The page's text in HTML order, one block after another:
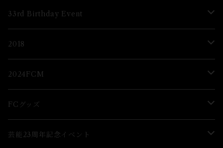
グッズ
ブロマイド
33rd Birthday Event
Lブロマイド
2Lブロマイド
グッズ
2018
ブロマイド
2024FCM
グッズ
FCグッズ
グッズ
芸能23周年記念イベント